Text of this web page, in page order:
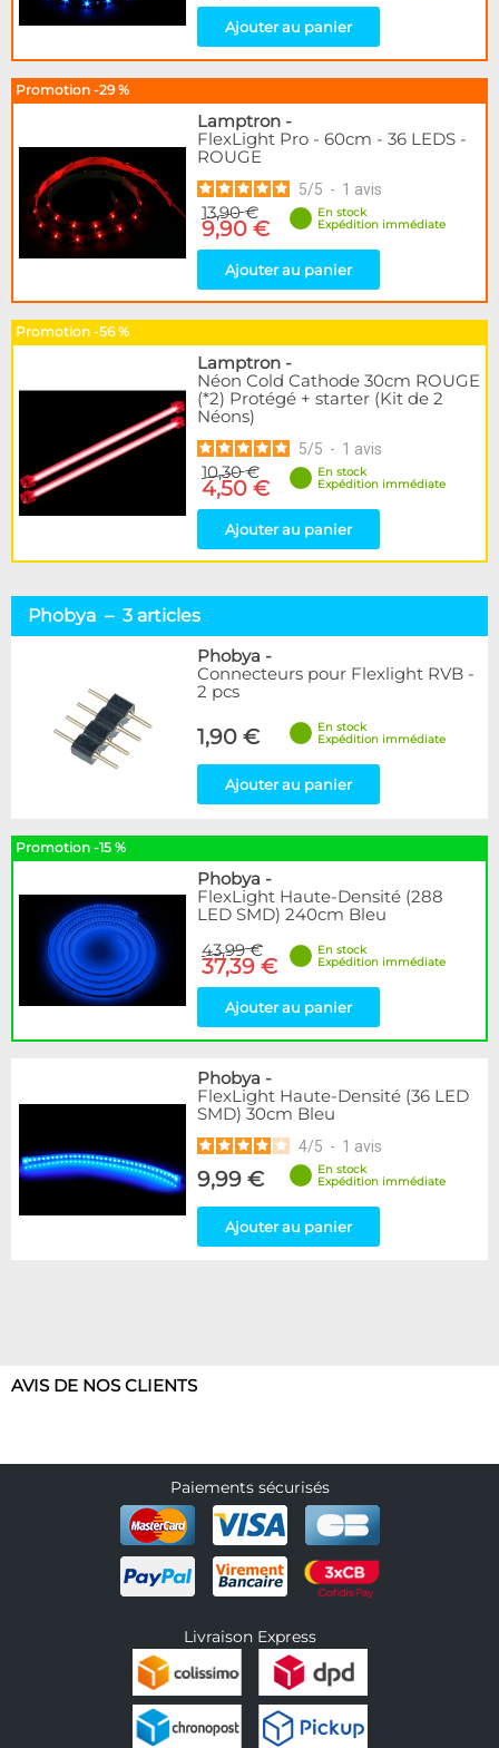
Ajouter au panier
Promotion -29 %
Lamptron -
FlexLight Pro - 60cm - 36 LEDS -
ROUGE
5/5 - 1 avis
13,90 €
9,90 €
En stock
Expédition immédiate
Ajouter au panier
Promotion -56 %
Lamptron -
Néon Cold Cathode 30cm ROUGE
(*2) Protégé + starter (Kit de 2
Néons)
5/5 - 1 avis
10,30 €
4,50 €
En stock
Expédition immédiate
Ajouter au panier
Phobya – 3 articles
Phobya -
Connecteurs pour Flexlight RVB -
2 pcs
1,90 €
En stock
Expédition immédiate
Ajouter au panier
Promotion -15 %
Phobya -
FlexLight Haute-Densité (288
LED SMD) 240cm Bleu
43,99 €
37,39 €
En stock
Expédition immédiate
Ajouter au panier
Phobya -
FlexLight Haute-Densité (36 LED
SMD) 30cm Bleu
4/5 - 1 avis
9,99 €
En stock
Expédition immédiate
Ajouter au panier
AVIS DE NOS CLIENTS
Paiements sécurisés
Livraison Express